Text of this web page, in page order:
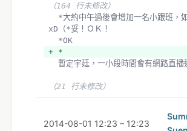
（164 行未修改）
xD（*妥！ＯＫ！
  *OK
+ *
暫定宇廷，一小段時間會有網路直播
（21 行未修改）
2014-08-01 12:23 – 12:23